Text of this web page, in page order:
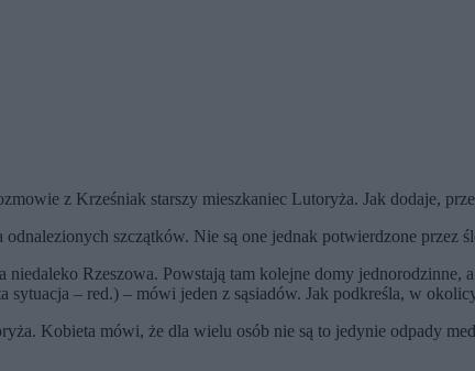
z Krześniak starszy mieszkaniec Lutoryża. Jak dodaje,
szczątków. Nie są one jednak potwierdzone przez
Rzeszowa. Powstają tam kolejne domy jednorodzinne,
sytuacja – red.) – mówi jeden z sąsiadów. Jak podkreśla, w
Kobieta mówi, że dla wielu osób nie są to jedynie odpady